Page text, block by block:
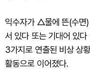
익수자가 △물에 뜬(수
서 있다 또는 기대어 있
3가지로 연출된 비상 상
활동으로 이어졌다.